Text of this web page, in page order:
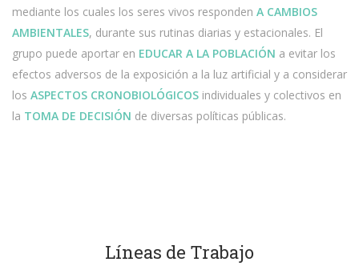
mediante los cuales los seres vivos responden A CAMBIOS
AMBIENTALES, durante sus rutinas diarias y estacionales. El
grupo puede aportar en EDUCAR A LA POBLACIÓN a evitar los
efectos adversos de la exposición a la luz artificial y a considerar
los ASPECTOS CRONOBIOLÓGICOS individuales y colectivos en
la TOMA DE DECISIÓN de diversas políticas públicas.
Líneas de Trabajo